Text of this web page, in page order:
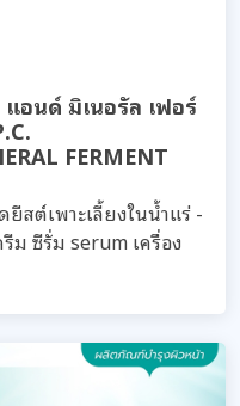
อนด์ มิเนอรัล เฟอร์
FERMENT
สต์เพาะเลี้ยงในน้ำแร่ -
ม ซีรั่ม serum เครื่อง